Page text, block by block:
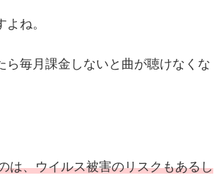
ね。
毎月課金しないと曲が聴けなくな
は、ウイルス被害のリスクもあるし